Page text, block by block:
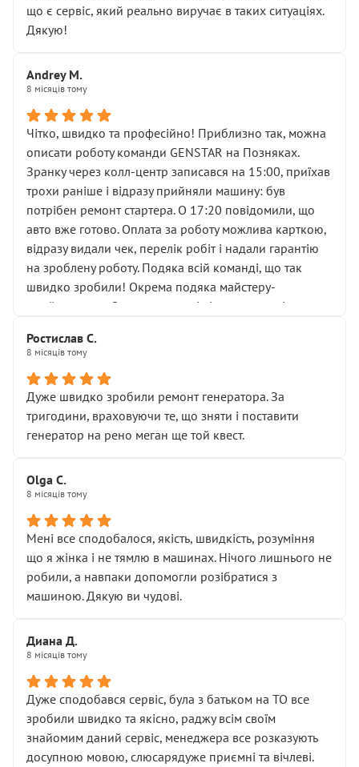
мені заявили, що бачок гальмівної рідини потрібно
міняти разом із головним гальмівним циліндром у
Для людини, яка хоча б трохи розуміється на техніці,
це звучить як мінімум непрофесійно, а як максимум —
спроба продати дорогий вузол замість елементарних
ущільнювачів.
Що прикро — це не перший мій візит. Раніше міняв у
вас стартер, і тоді сервіс наче справив хороше
враження. Але згодом знайшов декілька гайок під
лобовим склом. Мені пояснили, що це “старі гайки, які
відкручували”, і попросили не хвилюватися. ( надіюсь
новий власник, не застяг в полі))
Але після нинішнього візиту такі дрібниці вже не
здаються дрібницями.
Я — клієнт, який працює на довірі, і саме її цей сервіс
Хотілося б більше:
• належної уваги до авто
• прозорості в роботах і рахунках
• реальної діагностики, а не формального
“подивились і поїхав”
На жаль, складається враження, що сервіс працює не
Стосовно комунікації - все добре
що є сервіс, який реально виручає в таких ситуаціях.
Дякую!
Andrey M.
8 місяців тому
Чітко, швидко та професійно! Приблизно так, можна
описати роботу команди GENSTAR на Позняках.
Зранку через колл-центр записався на 15:00, приїхав
трохи раніше і відразу прийняли машину: був
потрібен ремонт стартера. О 17:20 повідомили, що
авто вже готово. Оплата за роботу можлива карткою,
відразу видали чек, перелік робіт і надали гарантію
на зроблену роботу. Подяка всій команді, що так
швидко зробили! Окрема подяка майстеру-
приймальнику Олександру: всі чітко та по суті.
звертатися до цього автосервісу.
Ростислав С.
8 місяців тому
Дуже швидко зробили ремонт генератора. За
тригодини, враховуючи те, що зняти і поставити
генератор на рено меган ще той квест.
Olga С.
8 місяців тому
Мені все сподобалося, якість, швидкість, розуміння
що я жінка і не тямлю в машинах. Нічого лишнього не
робили, а навпаки допомогли розібратися з
машиною. Дякую ви чудові.
Диана Д.
8 місяців тому
Дуже сподобався сервіс, була з батьком на ТО все
зробили швидко та якісно, раджу всім своїм
знайомим даний сервіс, менеджера все розказують
досупною мовою, слюсарядуже приємні та вічлеві.